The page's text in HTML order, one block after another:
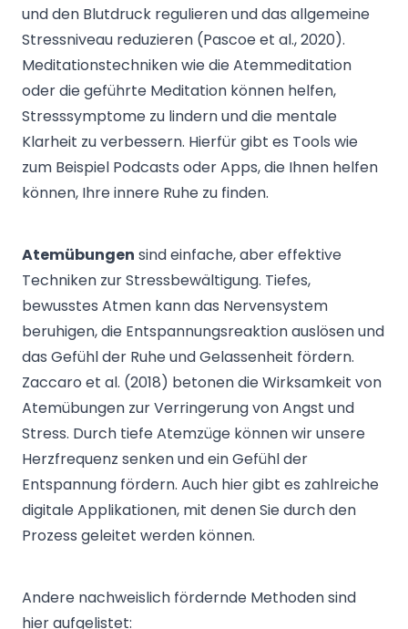
und den Blutdruck regulieren und das allgemeine
Stressniveau reduzieren (Pascoe et al., 2020).
Meditationstechniken wie die Atemmeditation
oder die geführte Meditation können helfen,
Stresssymptome zu lindern und die mentale
Klarheit zu verbessern. Hierfür gibt es Tools wie
zum Beispiel Podcasts oder Apps, die Ihnen helfen
können, Ihre innere Ruhe zu finden.
Atemübungen sind einfache, aber effektive
Techniken zur Stressbewältigung. Tiefes,
bewusstes Atmen kann das Nervensystem
beruhigen, die Entspannungsreaktion auslösen und
das Gefühl der Ruhe und Gelassenheit fördern.
Zaccaro et al. (2018) betonen die Wirksamkeit von
Atemübungen zur Verringerung von Angst und
Stress. Durch tiefe Atemzüge können wir unsere
Herzfrequenz senken und ein Gefühl der
Entspannung fördern. Auch hier gibt es zahlreiche
digitale Applikationen, mit denen Sie durch den
Prozess geleitet werden können.
Andere nachweislich fördernde Methoden sind
hier aufgelistet: